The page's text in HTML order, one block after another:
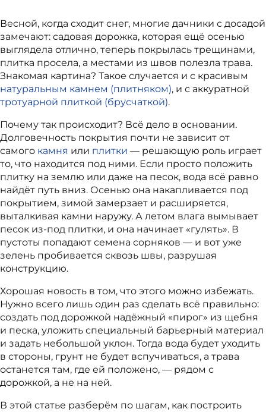
Весной, когда сходит снег, многие дачники с досадой
замечают: садовая дорожка, которая ещё осенью
выглядела отлично, теперь покрылась трещинами,
плитка просела, а местами из швов полезла трава.
Знакомая картина? Такое случается и с красивым
натуральным камнем (плитняком), и с аккуратной
тротуарной плиткой (брусчаткой).
Почему так происходит? Всё дело в основании.
Долговечность покрытия почти не зависит от
самого камня или плитки — решающую роль играет
то, что находится под ними. Если просто положить
плитку на землю или даже на песок, вода всё равно
найдёт путь вниз. Осенью она накапливается под
покрытием, зимой замерзает и расширяется,
выталкивая камни наружу. А летом влага вымывает
песок из-под плитки, и она начинает «гулять». В
пустоты попадают семена сорняков — и вот уже
зелень пробивается сквозь швы, разрушая
конструкцию.
Хорошая новость в том, что этого можно избежать.
Нужно всего лишь один раз сделать всё правильно:
создать под дорожкой надёжный «пирог» из щебня
и песка, уложить специальный барьерный материал
и задать небольшой уклон. Тогда вода будет уходить
в стороны, грунт не будет вспучиваться, а трава
останется там, где ей положено, — рядом с
дорожкой, а не на ней.
В этой статье разберём по шагам, как построить